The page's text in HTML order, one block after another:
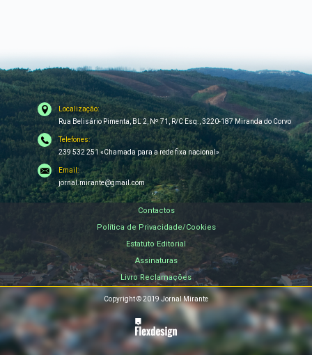
Localização:
Rua Belisário Pimenta, BL 2, Nº 71, R/C Esq., 3220-187 Miranda do Corvo
Telefones:
239 532 251 «Chamada para a rede fixa nacional»
Email:
jornal.mirante@gmail.com
Contactos
Política de Privacidade/Cookies
Estatuto Editorial
Assinaturas
Livro Reclamações
Copyright © 2019 Jornal Mirante